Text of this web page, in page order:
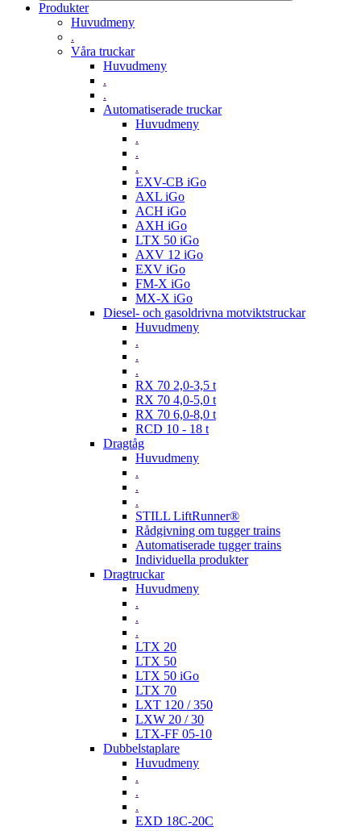
Produkter
Huvudmeny
.
Våra truckar
Huvudmeny
.
.
Automatiserade truckar
Huvudmeny
.
.
.
EXV-CB iGo
AXL iGo
ACH iGo
AXH iGo
LTX 50 iGo
AXV 12 iGo
EXV iGo
FM-X iGo
MX-X iGo
Diesel- och gasoldrivna motviktstruckar
Huvudmeny
.
.
.
RX 70 2,0-3,5 t
RX 70 4,0-5,0 t
RX 70 6,0-8,0 t
RCD 10 - 18 t
Dragtåg
Huvudmeny
.
.
.
STILL LiftRunner®
Rådgivning om tugger trains
Automatiserade tugger trains
Individuella produkter
Dragtruckar
Huvudmeny
.
.
.
LTX 20
LTX 50
LTX 50 iGo
LTX 70
LXT 120 / 350
LXW 20 / 30
LTX-FF 05-10
Dubbelstaplare
Huvudmeny
.
.
.
EXD 18C-20C